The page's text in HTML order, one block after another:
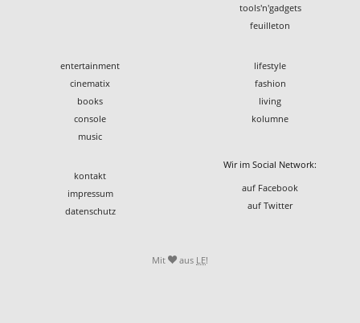
tools'n'gadgets
feuilleton
entertainment
cinematix
books
console
music
lifestyle
fashion
living
kolumne
kontakt
impressum
datenschutz
Wir im Social Network:
auf Facebook
auf Twitter
Mit aus LE!